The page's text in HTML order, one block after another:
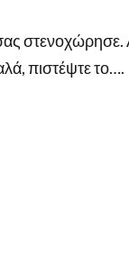
πιστέψτε το….